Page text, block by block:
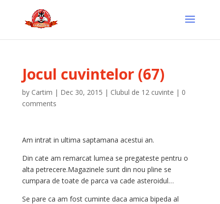
Jocul cuvintelor (67)
by Cartim | Dec 30, 2015 | Clubul de 12 cuvinte | 0
comments
Am intrat in ultima saptamana acestui an.
Din cate am remarcat lumea se pregateste pentru o
alta petrecere.Magazinele sunt din nou pline se
cumpara de toate de parca va cade asteroidul…
Se pare ca am fost cuminte daca amica bipeda al